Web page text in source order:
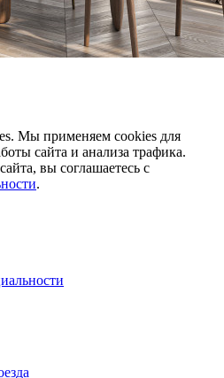
Мы применяем cookies для
сайта и анализа трафика.
вы соглашаетесь с
.